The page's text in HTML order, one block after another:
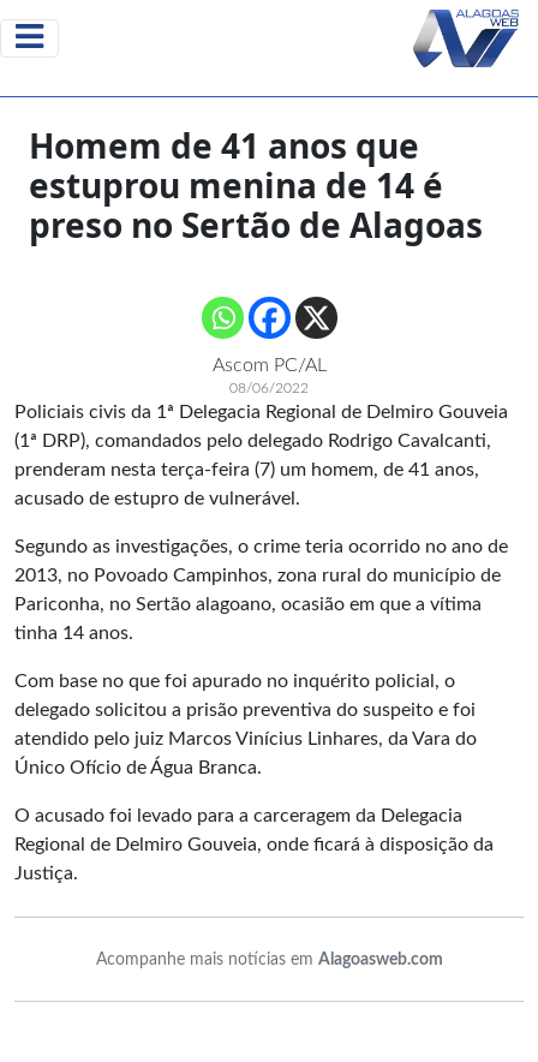
Homem de 41 anos que
estuprou menina de 14 é
preso no Sertão de Alagoas
Ascom PC/AL
08/06/2022
Policiais civis da 1ª Delegacia Regional de Delmiro Gouveia
(1ª DRP), comandados pelo delegado Rodrigo Cavalcanti,
prenderam nesta terça-feira (7) um homem, de 41 anos,
acusado de estupro de vulnerável.
Segundo as investigações, o crime teria ocorrido no ano de
2013, no Povoado Campinhos, zona rural do município de
Pariconha, no Sertão alagoano, ocasião em que a vítima
tinha 14 anos.
Com base no que foi apurado no inquérito policial, o
delegado solicitou a prisão preventiva do suspeito e foi
atendido pelo juiz Marcos Vinícius Linhares, da Vara do
Único Ofício de Água Branca.
O acusado foi levado para a carceragem da Delegacia
Regional de Delmiro Gouveia, onde ficará à disposição da
Justiça.
Acompanhe mais notícias em Alagoasweb.com